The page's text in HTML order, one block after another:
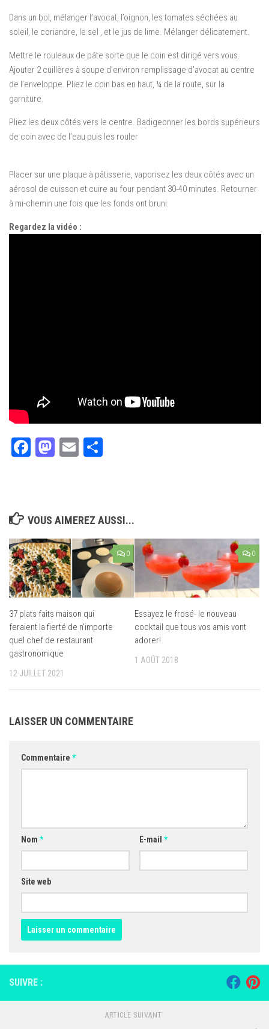
Dans un bol, mélanger l’avocat, l’oignon, les tomates séchées au
soleil, le coriandre, le sel , et le jus de lime. Mélanger délicatement.
Mettre le rouleaux de pâte sorte que le coin est dirigé vers vous.
Ajouter 2 cuillères à soupe d’environ remplissage d’avocat au centre
de l’enveloppe. Pliez le coin bas en haut, ¼ de la route, sur la
garniture.
Pliez les deux côtés vers le centre. Badigeonner les bords supérieurs
de coin avec de l’eau puis les rouler
Placer sur une plaque à pâtisserie, vaporisez les deux côtés avec un
aérosol de cuisson et cuire au four pendant 30-40 minutes. Retourner
à mi-chemin une fois que les fonds ont bruni.
Regardez la vidéo :
Facebook
Mastodon
Email
VOUS AIMEREZ AUSSI...
0
37 plats faits maison qui
feraient la fierté de n’importe
quel chef de restaurant
gastronomique
12 JUILLET 2021
0
Essayez le frosé- le nouveau
cocktail que tous vos amis vont
adorer!
1 AOÛT 2018
LAISSER UN COMMENTAIRE
Commentaire *
Nom * E-mail *
Site web
SUIVRE :
ARTICLE SUIVANT